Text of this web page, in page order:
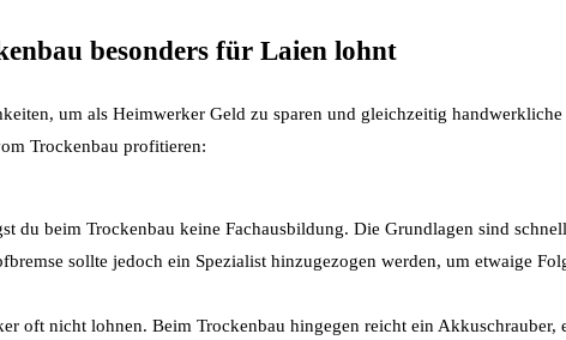
besonders für Laien lohnt
um als Heimwerker Geld zu sparen und gleichzeitig
Trockenbau profitieren:
du beim Trockenbau keine Fachausbildung. Die Grundlagen sind
sollte jedoch ein Spezialist hinzugezogen werden, um etwaige
nicht lohnen. Beim Trockenbau hingegen reicht ein Akkuschrauber,